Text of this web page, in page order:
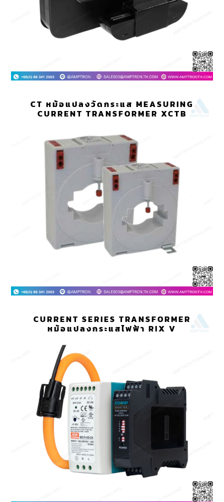
CT หม้อแปลงวัดกระแส MEASURING
CURRENT TRANSFORMER XCTB
CURRENT SERIES TRANSFORMER
หม้อแปลงกระแสไฟฟ้า RIX V